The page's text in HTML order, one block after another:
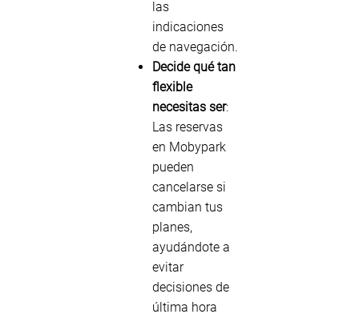
las
indicaciones
de navegación.
Decide qué tan
flexible
necesitas ser:
Las reservas
en Mobypark
pueden
cancelarse si
cambian tus
planes,
ayudándote a
evitar
decisiones de
última hora